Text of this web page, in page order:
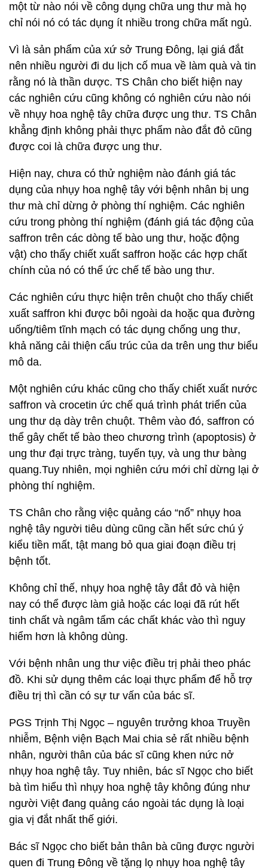
một từ nào nói về công dụng chữa ung thư mà họ
chỉ nói nó có tác dụng ít nhiều trong chữa mất ngủ.
Vì là sản phẩm của xứ sở Trung Đông, lại giá đắt
nên nhiều người đi du lịch cố mua về làm quà và tin
rằng nó là thần dược. TS Chân cho biết hiện nay
các nghiên cứu cũng không có nghiên cứu nào nói
về nhụy hoa nghệ tây chữa được ung thư. TS Chân
khẳng định không phải thực phẩm nào đắt đỏ cũng
được coi là chữa được ung thư.
Hiện nay, chưa có thử nghiệm nào đánh giá tác
dụng của nhụy hoa nghệ tây với bệnh nhân bị ung
thư mà chỉ dừng ở phòng thí nghiệm. Các nghiên
cứu trong phòng thí nghiệm (đánh giá tác động của
saffron trên các dòng tế bào ung thư, hoặc động
vật) cho thấy chiết xuất saffron hoặc các hợp chất
chính của nó có thể ức chế tế bào ung thư.
Các nghiên cứu thực hiện trên chuột cho thấy chiết
xuất saffron khi được bôi ngoài da hoặc qua đường
uống/tiêm tĩnh mạch có tác dụng chống ung thư,
khả năng cải thiện cấu trúc của da trên ung thư biểu
mô da.
Một nghiên cứu khác cũng cho thấy chiết xuất nước
saffron và crocetin ức chế quá trình phát triển của
ung thư dạ dày trên chuột. Thêm vào đó, saffron có
thể gây chết tế bào theo chương trình (apoptosis) ở
ung thư đại trực tràng, tuyến tụy, và ung thư bàng
quang.Tuy nhiên, mọi nghiên cứu mới chỉ dừng lại ở
phòng thí nghiệm.
TS Chân cho rằng việc quảng cáo “nổ” nhụy hoa
nghệ tây người tiêu dùng cũng cần hết sức chú ý
kiểu tiền mất, tật mang bỏ qua giai đoạn điều trị
bệnh tốt.
Không chỉ thế, nhụy hoa nghệ tây đắt đỏ và hiện
nay có thể được làm giả hoặc các loại đã rút hết
tinh chất và ngâm tẩm các chất khác vào thì nguy
hiểm hơn là không dùng.
Với bệnh nhân ung thư việc điều trị phải theo phác
đồ. Khi sử dụng thêm các loại thực phẩm để hỗ trợ
điều trị thì cần có sự tư vấn của bác sĩ.
PGS Trịnh Thị Ngọc – nguyên trưởng khoa Truyền
nhiễm, Bệnh viện Bạch Mai chia sẻ rất nhiều bệnh
nhân, người thân của bác sĩ cũng khen nức nở
nhụy hoa nghệ tây. Tuy nhiên, bác sĩ Ngọc cho biết
bà tìm hiểu thì nhụy hoa nghệ tây không đúng như
người Việt đang quảng cáo ngoài tác dụng là loại
gia vị đắt nhất thế giới.
Bác sĩ Ngọc cho biết bản thân bà cũng được người
quen đi Trung Đông về tặng lọ nhụy hoa nghệ tây